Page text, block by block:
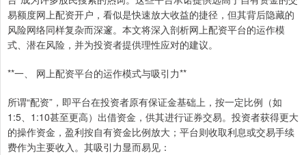
易额度网上配资开户，看似是快速放大收益的捷径，但其背后隐藏的
风险网络同样复杂而深邃。本文将深入剖析网上配资平台的运作模
式、潜在风险，并为投资者提供理性应对的建议。
**一、 网上配资平台的运作模式与吸引力**
所谓“配资”，即平台在投资者原有保证金基础上，按一定比例（如
1:5、1:10甚至更高）出借资金，供其进行证券交易。投资者获得更大
的操作资金，盈利按自有资金比例放大；平台则收取利息或交易手续
费作为主要收入。其吸引力显而易见：